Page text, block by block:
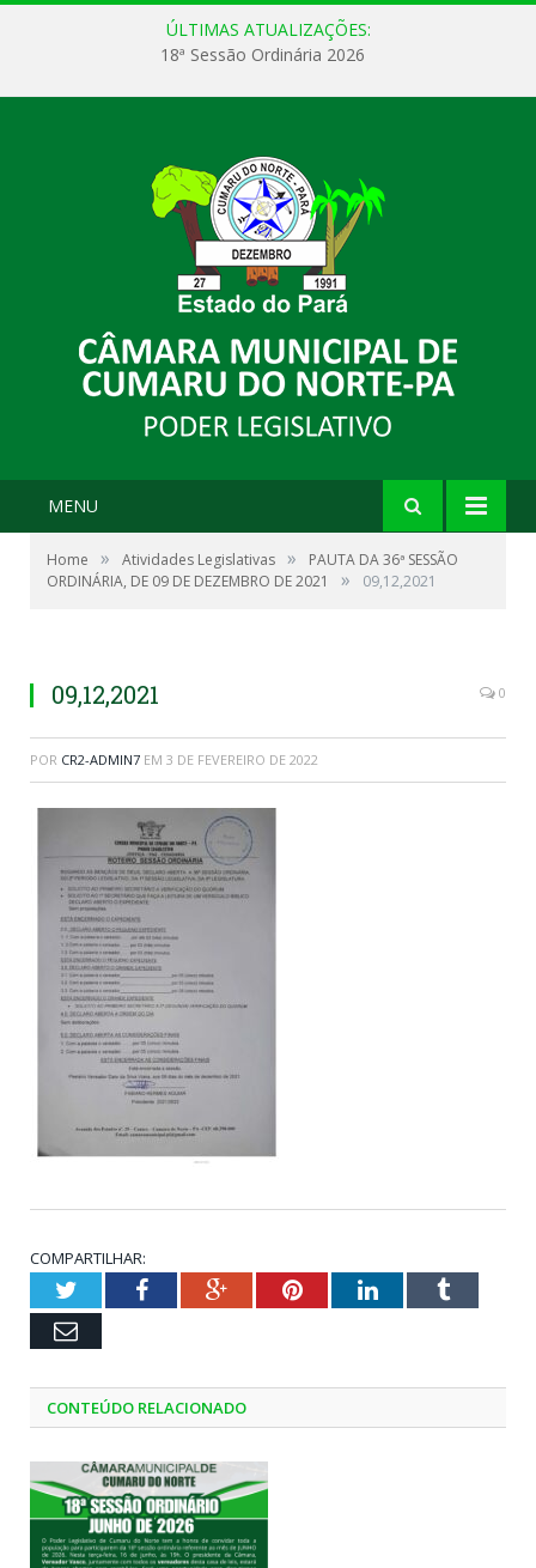
ÚLTIMAS ATUALIZAÇÕES:
18ª Sessão Ordinária 2026
MENU
Home » Atividades Legislativas »
PAUTA DA 36ª SESSÃO
ORDINÁRIA, DE 09 DE DEZEMBRO DE 2021
» 09,12,2021
09,12,2021 0
POR CR2-ADMIN7 EM 3 DE FEVEREIRO DE 2022
COMPARTILHAR:
TwitterFacebookGoogle+PinterestLinkedInTumblr
Email
CONTEÚDO RELACIONADO